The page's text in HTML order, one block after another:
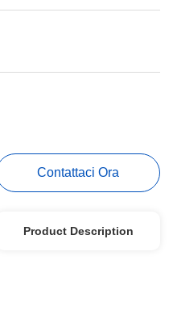
Contattaci Ora
Product Description